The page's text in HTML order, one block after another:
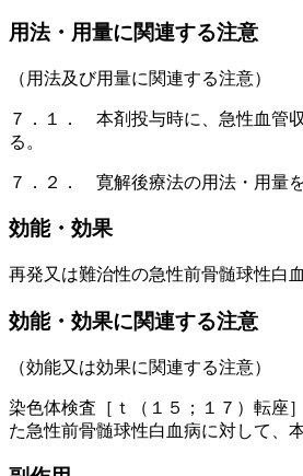
用法・用量に関連する注意
（用法及び用量に関連する注意）
７．１． 本剤投与時に、急性血管
る。
７．２． 寛解後療法の用法・用量
効能・効果
再発又は難治性の急性前骨髄球性白血
効能・効果に関連する注意
（効能又は効果に関連する注意）
染色体検査［ｔ（１５；１７）転座
た急性前骨髄球性白血病に対して、